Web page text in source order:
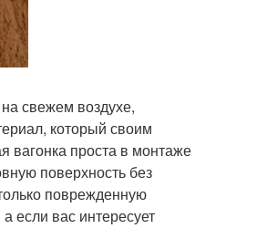
свежем воздухе,
который своим
вагонка проста в монтаже
поверхность без
поврежденную
если вас интересует